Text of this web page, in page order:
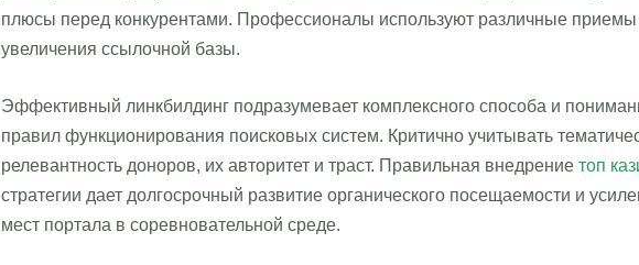
плюсы перед конкурентами. Профессионалы используют различные приемы
увеличения ссылочной базы.
Эффективный линкбилдинг подразумевает комплексного способа и
правил функционирования поисковых систем. Критично учитывать
релевантность доноров, их авторитет и траст. Правильная внедрение топ
стратегии дает долгосрочный развитие органического посещаемости и
мест портала в соревновательной среде.